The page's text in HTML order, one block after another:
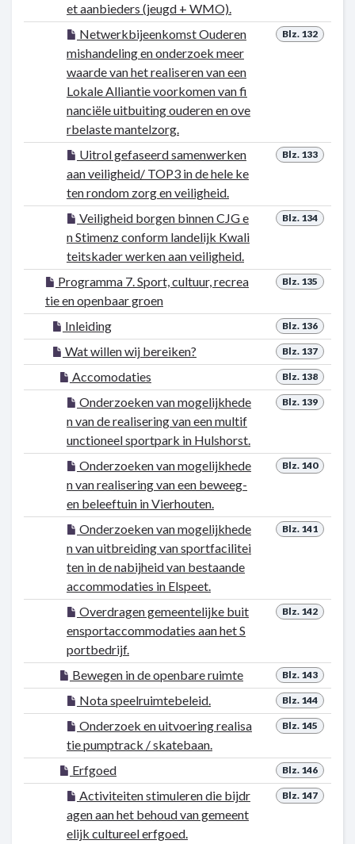
et aanbieders (jeugd + WMO).
Blz. 132
Netwerkbijeenkomst Ouderen
mishandeling en onderzoek meer
waarde van het realiseren van een
Lokale Alliantie voorkomen van fi
nanciële uitbuiting ouderen en ove
rbelaste mantelzorg.
Blz. 133
Uitrol gefaseerd samenwerken
aan veiligheid/ TOP3 in de hele ke
ten rondom zorg en veiligheid.
Blz. 134
Veiligheid borgen binnen CJG e
n Stimenz conform landelijk Kwali
teitskader werken aan veiligheid.
Blz. 135
Programma 7. Sport, cultuur, recrea
tie en openbaar groen
Blz. 136
Inleiding
Blz. 137
Wat willen wij bereiken?
Blz. 138
Accomodaties
Blz. 139
Onderzoeken van mogelijkhede
n van de realisering van een multif
unctioneel sportpark in Hulshorst.
Blz. 140
Onderzoeken van mogelijkhede
n van realisering van een beweeg-
en beleeftuin in Vierhouten.
Blz. 141
Onderzoeken van mogelijkhede
n van uitbreiding van sportfacilitei
ten in de nabijheid van bestaande
accommodaties in Elspeet.
Blz. 142
Overdragen gemeentelijke buit
ensportaccommodaties aan het S
portbedrijf.
Blz. 143
Bewegen in de openbare ruimte
Blz. 144
Nota speelruimtebeleid.
Blz. 145
Onderzoek en uitvoering realisa
tie pumptrack / skatebaan.
Blz. 146
Erfgoed
Blz. 147
Activiteiten stimuleren die bijdr
agen aan het behoud van gemeent
elijk cultureel erfgoed.